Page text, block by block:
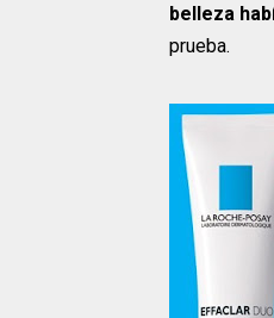
belleza
prueba.